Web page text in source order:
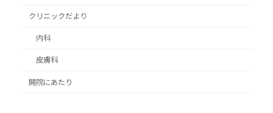
クリニックだより
内科
皮膚科
開院にあたり